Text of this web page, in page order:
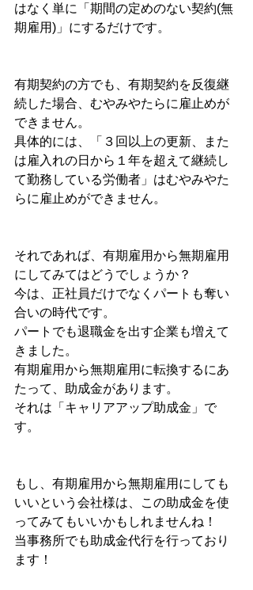
はなく単に「期間の定めのない契約(無
期雇用)」にするだけです。
有期契約の方でも、有期契約を反復継
続した場合、むやみやたらに雇止めが
できません。
具体的には、「３回以上の更新、また
は雇入れの日から１年を超えて継続し
て勤務している労働者」はむやみやた
らに雇止めができません。
それであれば、有期雇用から無期雇用
にしてみてはどうでしょうか？
今は、正社員だけでなくパートも奪い
合いの時代です。
パートでも退職金を出す企業も増えて
きました。
有期雇用から無期雇用に転換するにあ
たって、助成金があります。
それは「キャリアアップ助成金」で
す。
もし、有期雇用から無期雇用にしても
いいという会社様は、この助成金を使
ってみてもいいかもしれませんね！
当事務所でも助成金代行を行っており
ます！